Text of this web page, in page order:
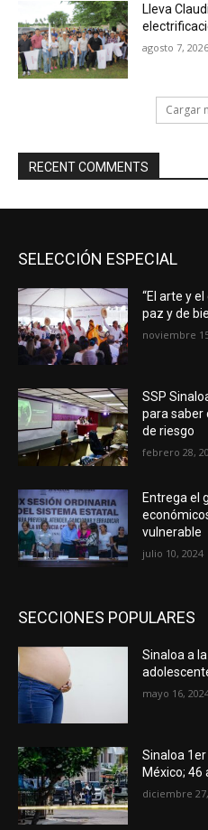
Lleva
agosto 7, 2026
Cargar
RECENT COMMENTS
SELECCIÓN ESPECIAL
“El arte y
paz y de
noviembre
SSP
para saber
de riesgo
febrero 28,
Entrega el
vulnerable
julio 10, 2024
SECCIONES POPULARES
Sinaloa a
mayo 16,
Sinaloa
México; 46
diciembre